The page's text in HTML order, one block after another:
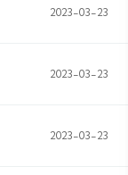
2023-03-23
2023-03-23
2023-03-23